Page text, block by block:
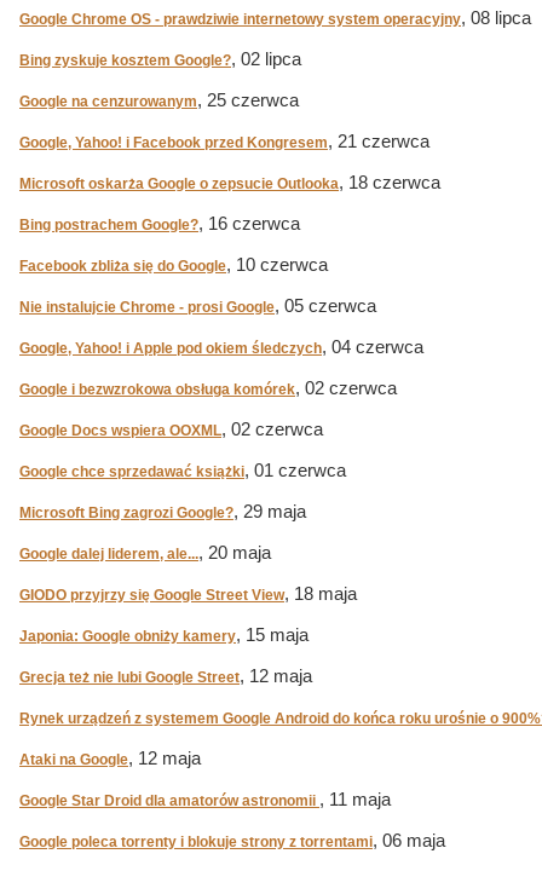
Google Chrome OS - prawdziwie internetowy system operacyjny, 08 lipca
Bing zyskuje kosztem Google?, 02 lipca
Google na cenzurowanym, 25 czerwca
Google, Yahoo! i Facebook przed Kongresem, 21 czerwca
Microsoft oskarża Google o zepsucie Outlooka, 18 czerwca
Bing postrachem Google?, 16 czerwca
Facebook zbliża się do Google, 10 czerwca
Nie instalujcie Chrome - prosi Google, 05 czerwca
Google, Yahoo! i Apple pod okiem śledczych, 04 czerwca
Google i bezwzrokowa obsługa komórek, 02 czerwca
Google Docs wspiera OOXML, 02 czerwca
Google chce sprzedawać książki, 01 czerwca
Microsoft Bing zagrozi Google?, 29 maja
Google dalej liderem, ale..., 20 maja
GIODO przyjrzy się Google Street View, 18 maja
Japonia: Google obniży kamery, 15 maja
Grecja też nie lubi Google Street, 12 maja
Rynek urządzeń z systemem Google Android do końca roku urośnie o
Ataki na Google, 12 maja
Google Star Droid dla amatorów astronomii , 11 maja
Google poleca torrenty i blokuje strony z torrentami, 06 maja